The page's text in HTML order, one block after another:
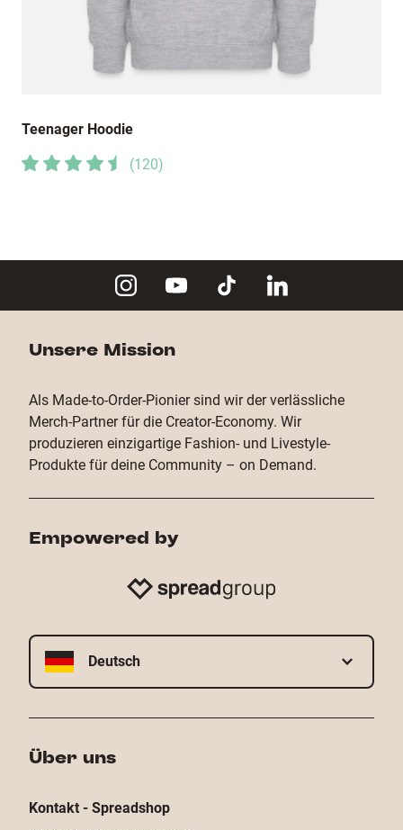
Teenager Hoodie
(120)
Unsere Mission
Als Made-to-Order-Pionier sind wir der verlässliche
Merch-Partner für die Creator-Economy. Wir
produzieren einzigartige Fashion- und Livestyle-
Produkte für deine Community – on Demand.
Empowered by
Deutsch
Über uns
Kontakt - Spreadshop